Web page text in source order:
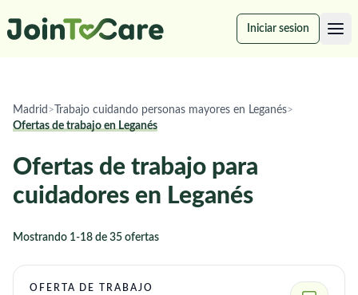
Iniciar sesion
Madrid > Trabajo cuidando personas mayores en Leganés>
Ofertas de trabajo en Leganés
Ofertas de trabajo para
cuidadores en Leganés
Mostrando 1-18 de 35 ofertas
OFERTA DE TRABAJO